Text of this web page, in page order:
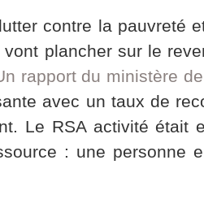
contre la pauvreté
plancher sur le
rapport du ministère
avec un taux de
Le RSA activité était
: une personne